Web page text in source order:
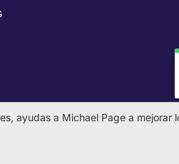
ayudas a Michael Page a mejorar